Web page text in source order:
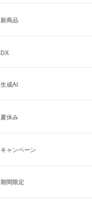
新商品
DX
生成AI
夏休み
キャンペーン
期間限定